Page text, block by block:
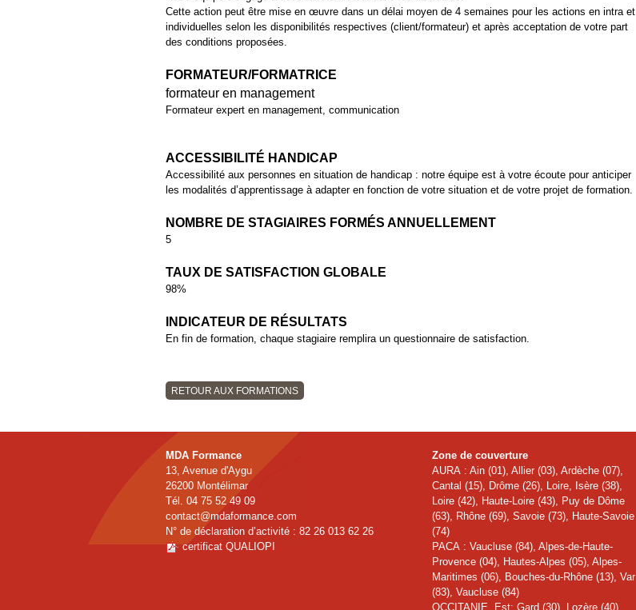
Cette action peut être mise en œuvre dans un délai moyen de 4 semaines pour les actions en intra et
individuelles selon les disponibilités respectives (client/formateur) et après acceptation de votre part
des conditions proposées.
FORMATEUR/FORMATRICE
formateur en management
Formateur expert en management, communication
ACCESSIBILITÉ HANDICAP
Accessibilité aux personnes en situation de handicap : notre équipe est à votre écoute pour anticiper
les modalités d’apprentissage à adapter en fonction de votre situation et de votre projet de formation.
NOMBRE DE STAGIAIRES FORMÉS ANNUELLEMENT
5
TAUX DE SATISFACTION GLOBALE
98%
INDICATEUR DE RÉSULTATS
En fin de formation, chaque stagiaire remplira un questionnaire de satisfaction.
RETOUR AUX FORMATIONS
MDA Formance
13, Avenue d'Aygu
26200 Montélimar
Tél. 04 75 52 49 09
contact@mdaformance.com
N° de déclaration d’activité : 82 26 013 62 26
certificat QUALIOPI
Zone de couverture
AURA : Ain (01), Allier (03), Ardèche (07),
Cantal (15), Drôme (26), Loire, Isère (38),
Loire (42), Haute-Loire (43), Puy de Dôme
(63), Rhône (69), Savoie (73), Haute-Savoie
(74)
PACA : Vaucluse (84), Alpes-de-Haute-
Provence (04), Hautes-Alpes (05), Alpes-
Maritimes (06), Bouches-du-Rhône (13), Var
(83), Vaucluse (84)
OCCITANIE Est: Gard (30), Lozère (40)